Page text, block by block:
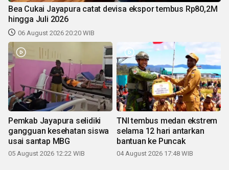
Bea Cukai Jayapura catat devisa ekspor tembus Rp80,2M
hingga Juli 2026
06 August 2026 20:20 WIB
Pemkab Jayapura selidiki
gangguan kesehatan siswa
usai santap MBG
05 August 2026 12:22 WIB
TNI tembus medan ekstrem
selama 12 hari antarkan
bantuan ke Puncak
04 August 2026 17:48 WIB